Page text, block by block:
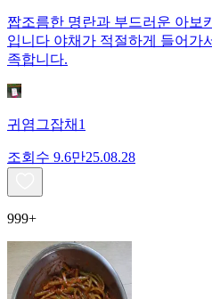
짭조름한 명란과 부드러운 아보
입니다 야채가 적절하게 들어가
족합니다.
귀염그잡채1
조회수 9.6만25.08.28
999+